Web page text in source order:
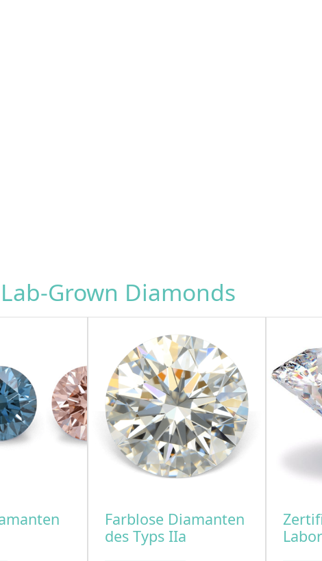
Grown Diamonds
Farblose Diamanten
des Typs IIa